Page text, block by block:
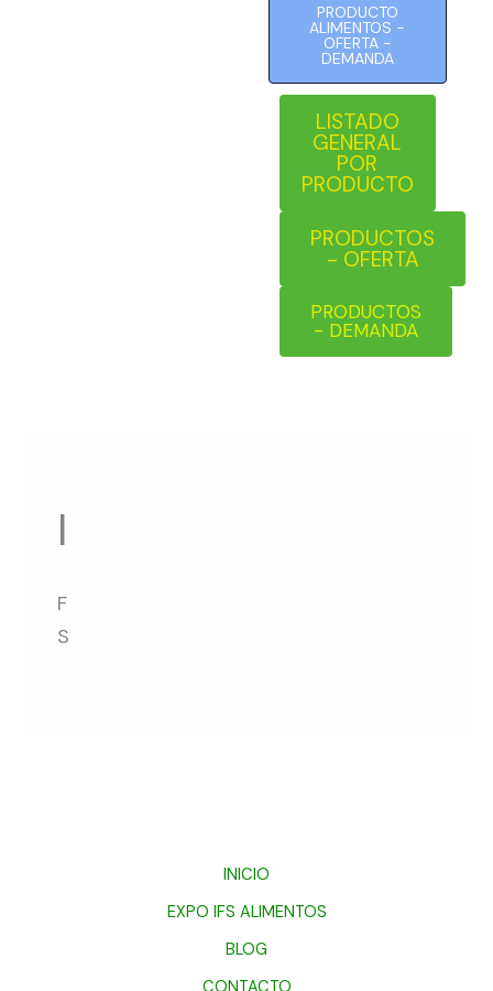
PRODUCTO
ALIMENTOS -
OFERTA -
DEMANDA
LISTADO
GENERAL
POR
PRODUCTO
PRODUCTOS
- OFERTA
PRODUCTOS
- DEMANDA
I
F
S
INICIO
EXPO IFS ALIMENTOS
BLOG